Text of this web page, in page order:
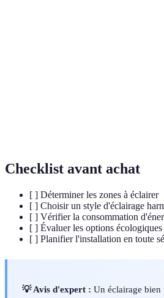
Checklist avant achat
[ ] Déterminer les zones à éclairer
[ ] Choisir un style d'éclairage
[ ] Vérifier la consommation
[ ] Évaluer les options écologiques
[ ] Planifier l'installation en toute
💡 Avis d'expert : Un éclairage bien